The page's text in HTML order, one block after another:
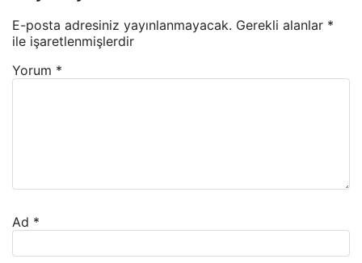
E-posta adresiniz yayınlanmayacak. Gerekli alanlar *
ile işaretlenmişlerdir
Yorum *
Ad *